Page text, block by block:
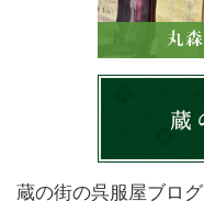
蔵の街の呉服屋ブログ